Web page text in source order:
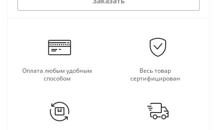
Оплата любым удобным
способом
Весь товар
сертифицирован